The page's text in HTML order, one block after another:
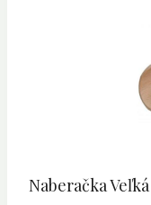
Naberačka Veľká